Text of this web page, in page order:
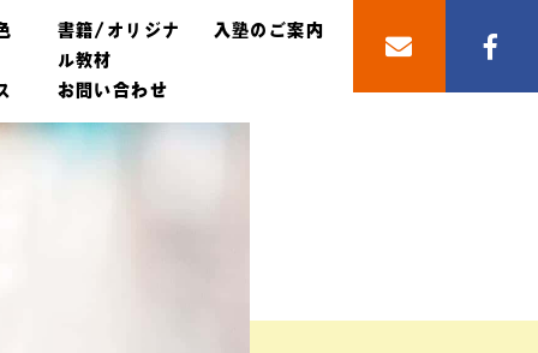
書籍/オリジナ
ル教材
入塾のご案内
お問い合わせ